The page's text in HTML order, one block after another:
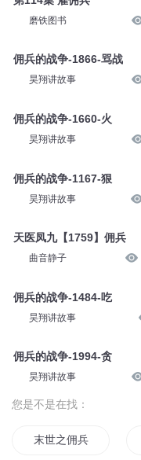
磨铁图书
佣兵的战争-1866-骂战
昊翔讲故事
佣兵的战争-1660-火
昊翔讲故事
佣兵的战争-1167-狠
昊翔讲故事
天医凤九【1759】佣兵
曲音静子
佣兵的战争-1484-吃
昊翔讲故事
佣兵的战争-1994-贪
昊翔讲故事
您是不是在找：
末世之佣兵系统